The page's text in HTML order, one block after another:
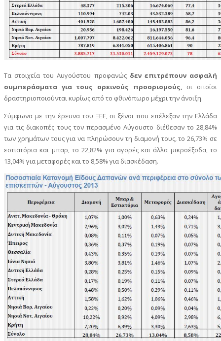
Τα στοιχεία του Αυγούστου προφανώς δεν επιτρέπουν ασφαλή
συμπεράσματα για τους ορεινούς προορισμούς, οι οποίοι
δραστηριοποιούνται κυρίως από το φθινόπωρο μέχρι την άνοιξη.
Σύμφωνα με την έρευνα του ΞΕΕ, οι ξένοι που επέλεξαν την Ελλάδα
για τις διακοπές τους τον περασμένο Αύγουστο διέθεσαν το 28,84%
των χρημάτων τους για να πληρώσουν τη διαμονή τους, το 26,73% σε
εστιατόρια και μπαρ, το 22,82% για αγορές και άλλα μικροέξοδα, το
13,04% για μεταφορές και το 8,58% για διασκέδαση.